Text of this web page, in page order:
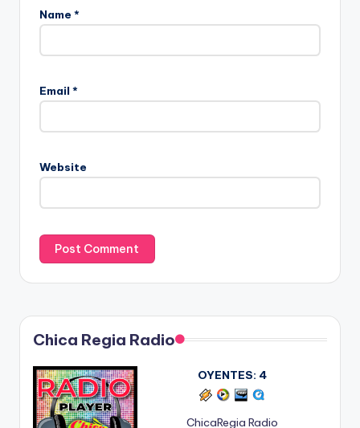
Name *
Email *
Website
Chica Regia Radio
OYENTES: 4
ChicaRegia Radio